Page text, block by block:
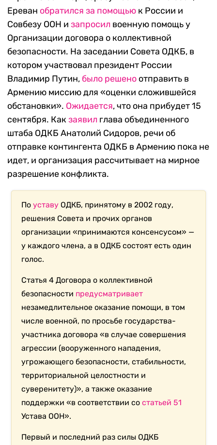
Ереван обратился за помощью к России и
Совбезу ООН и запросил военную помощь у
Организации договора о коллективной
безопасности. На заседании Совета ОДКБ, в
котором участвовал президент России
Владимир Путин, было решено отправить в
Армению миссию для «оценки сложившейся
обстановки». Ожидается, что она прибудет 15
сентября. Какзаявил глава объединенного
штаба ОДКБ Анатолий Сидоров, речи об
отправке контингента ОДКБ в Армению пока не
идет, и организация рассчитывает на мирное
разрешение конфликта.
Поуставу ОДКБ, принятому в 2002 году,
решения Совета и прочих органов
организации «принимаются консенсусом» —
у каждого члена, а в ОДКБ состоят есть один
голос.
Статья 4 Договора о коллективной
безопасности предусматривает
незамедлительное оказание помощи, в том
числе военной, по просьбе государства-
участника договора «в случае совершения
агрессии (вооруженного нападения,
угрожающего безопасности, стабильности,
территориальной целостности и
суверенитету)», а также оказание
поддержки «в соответствии состатьей 51
Устава ООН».
Первый и последний раз силы ОДКБ